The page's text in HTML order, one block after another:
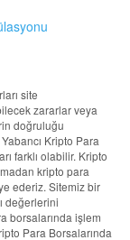
site
zararlar veya
doğruluğu
Kripto Para
farklı olabilir. Kripto
kripto para
ederiz. Sitemiz bir
değerlerini
borsalarında işlem
Para Borsalarında